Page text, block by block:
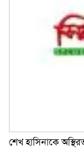
শেখ হাসিনাকে